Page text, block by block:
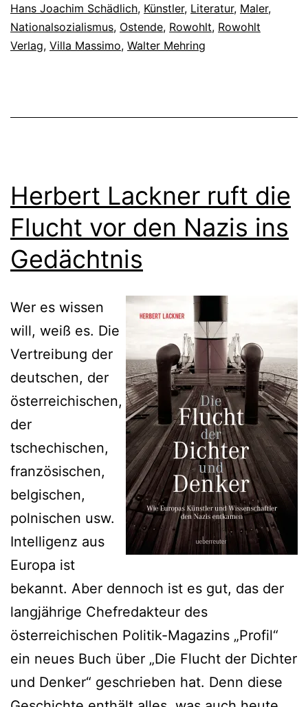
Hans Joachim Schädlich, Künstler, Literatur, Maler,
Nationalsozialismus, Ostende, Rowohlt, Rowohlt
Verlag, Villa Massimo, Walter Mehring
Herbert Lackner ruft die
Flucht vor den Nazis ins
Gedächtnis
Wer es wissen
will, weiß es. Die
Vertreibung der
deutschen, der
österreichischen,
der
tschechischen,
französischen,
belgischen,
polnischen usw.
Intelligenz aus
Europa ist
bekannt. Aber dennoch ist es gut, das der
langjährige Chefredakteur des
österreichischen Politik-Magazins „Profil“
ein neues Buch über „Die Flucht der Dichter
und Denker“ geschrieben hat. Denn diese